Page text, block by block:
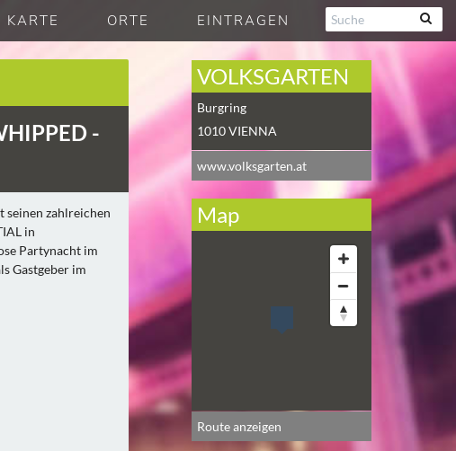
KARTE ORTE EINTRAGEN
-
seinen zahlreichen
in
Partynacht im
Gastgeber im
VOLKSGARTEN
Burgring
1010VIENNA
www.volksgarten.at
Map
Route anzeigen